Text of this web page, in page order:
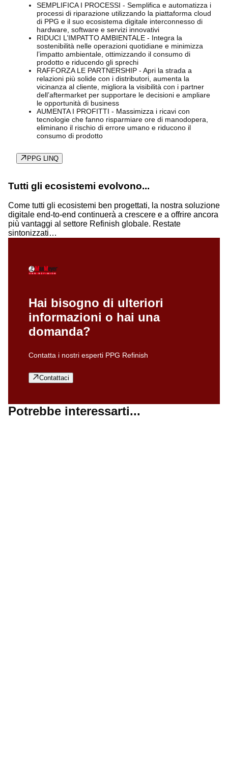
SEMPLIFICA I PROCESSI - Semplifica e automatizza i
processi di riparazione utilizzando la piattaforma cloud
di PPG e il suo ecosistema digitale interconnesso di
hardware, software e servizi innovativi
RIDUCI L’IMPATTO AMBIENTALE - Integra la
sostenibilità nelle operazioni quotidiane e minimizza
l’impatto ambientale, ottimizzando il consumo di
prodotto e riducendo gli sprechi
RAFFORZA LE PARTNERSHIP - Apri la strada a
relazioni più solide con i distributori, aumenta la
vicinanza al cliente, migliora la visibilità con i partner
dell’aftermarket per supportare le decisioni e ampliare
le opportunità di business
AUMENTA I PROFITTI - Massimizza i ricavi con
tecnologie che fanno risparmiare ore di manodopera,
eliminano il rischio di errore umano e riducono il
consumo di prodotto
PPG LINQ
Tutti gli ecosistemi evolvono...
Come tutti gli ecosistemi ben progettati, la nostra soluzione
digitale end-to-end continuerà a crescere e a offrire ancora
più vantaggi al settore Refinish globale. Restate
sintonizzati…
Hai bisogno di ulteriori
informazioni o hai una
domanda?
Contatta i nostri esperti PPG Refinish
Contattaci
Potrebbe interessarti...